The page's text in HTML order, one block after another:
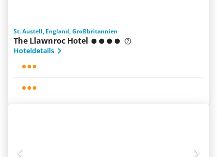
St. Austell, England, Großbritannien
The Llawnroc Hotel
Hoteldetails